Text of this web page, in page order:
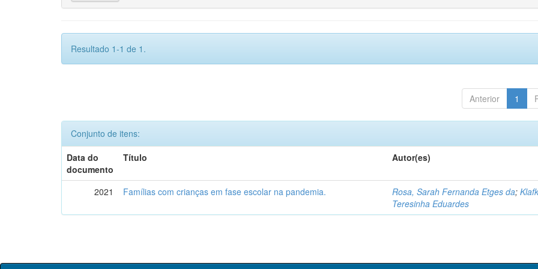
Resultado 1-1 de 1.
Anterior 1
Conjunto de itens:
Data do
documento
Título Autor(es)
2021 Famílias com crianças em fase escolar na pandemia. Rosa, Sarah Fernanda Etges da;
Teresinha Eduardes